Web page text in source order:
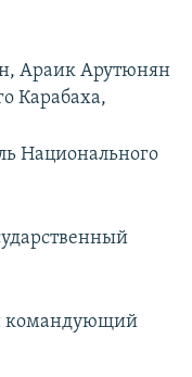
Араик Арутюнян
Карабаха,
Национального
командующий